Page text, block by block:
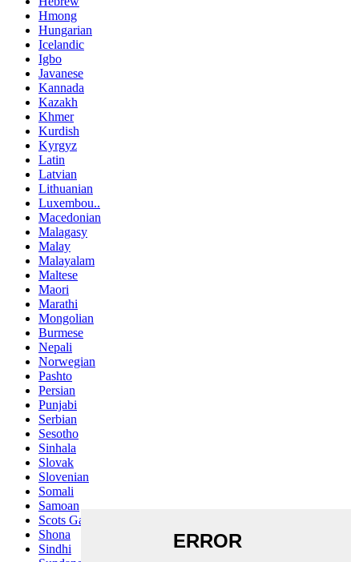
Hmong
Hungarian
Icelandic
Igbo
Javanese
Kannada
Kazakh
Khmer
Kurdish
Kyrgyz
Latin
Latvian
Lithuanian
Luxembou..
Macedonian
Malagasy
Malay
Malayalam
Maltese
Maori
Marathi
Mongolian
Burmese
Nepali
Norwegian
Pashto
Persian
Punjabi
Serbian
Sesotho
Sinhala
Slovak
Slovenian
Somali
Samoan
Scots Gaelic
Shona
Sindhi